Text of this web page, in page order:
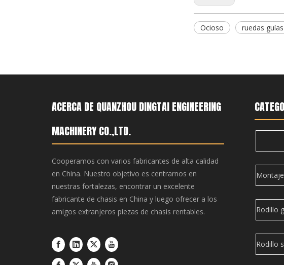
Ocioso ruedas
ACERCA DE QUANZHOU DINGTAI ENGINEERING
MACHINERY CO.,LTD.
Cooperamos con varios fabricantes de alta calidad
en China. Nuestro objetivo es centrarnos en
nuestras fortalezas, encontrar un excelente
fabricante de chasis en China y luego ofrecer a los
amigos extranjeros piezas de chasis rentables.
Rodillo
Rodillo